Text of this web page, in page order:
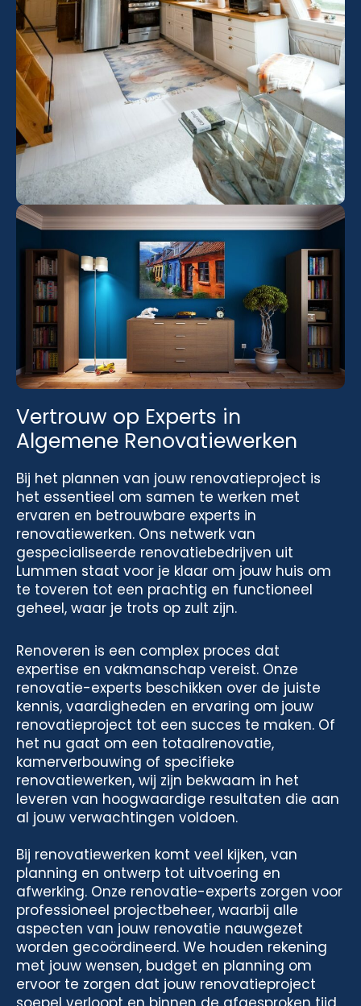
Vertrouw op Experts in
Algemene Renovatiewerken
Bij het plannen van jouw renovatieproject is
het essentieel om samen te werken met
ervaren en betrouwbare experts in
renovatiewerken. Ons netwerk van
gespecialiseerde renovatiebedrijven uit
Lummen staat voor je klaar om jouw huis om
te toveren tot een prachtig en functioneel
geheel, waar je trots op zult zijn.
Renoveren is een complex proces dat
expertise en vakmanschap vereist. Onze
renovatie-experts beschikken over de juiste
kennis, vaardigheden en ervaring om jouw
renovatieproject tot een succes te maken. Of
het nu gaat om een totaalrenovatie,
kamerverbouwing of specifieke
renovatiewerken, wij zijn bekwaam in het
leveren van hoogwaardige resultaten die aan
al jouw verwachtingen voldoen.
Bij renovatiewerken komt veel kijken, van
planning en ontwerp tot uitvoering en
afwerking. Onze renovatie-experts zorgen voor
professioneel projectbeheer, waarbij alle
aspecten van jouw renovatie nauwgezet
worden gecoördineerd. We houden rekening
met jouw wensen, budget en planning om
ervoor te zorgen dat jouw renovatieproject